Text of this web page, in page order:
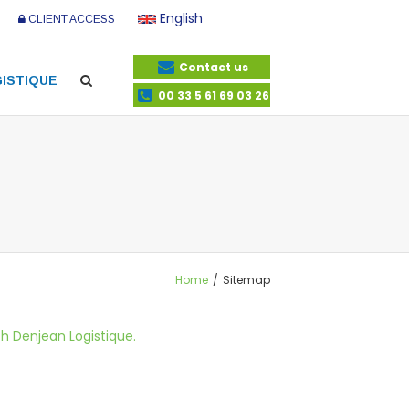
English
CLIENT ACCESS
Contact us
00 33 5 61 69 03 26
Home / Sitemap
Denjean Logistique.